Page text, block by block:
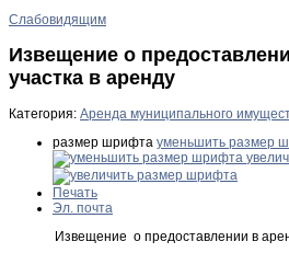
Слабовидящим
Извещение о
участка в аренду
Категория: Аренда муниципального
размер шрифта уменьшить размер
Печать
Эл. почта
Извещение о предоставлении в